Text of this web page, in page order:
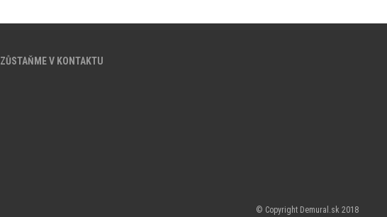
ZŮSTAŇME V KONTAKTU
© Copyright Demural.sk 2018